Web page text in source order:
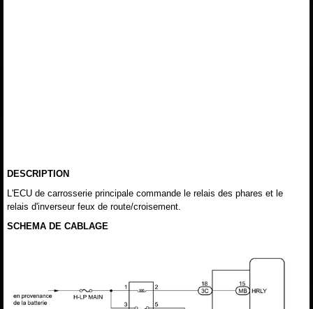
DESCRIPTION
L'ECU de carrosserie principale commande le relais des phares et le
relais d'inverseur feux de route/croisement.
SCHEMA DE CABLAGE